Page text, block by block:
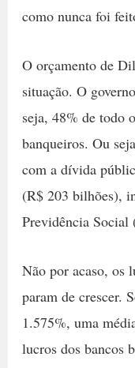
como nunca foi
O orçamento de
situação. O
seja, 48% de todo
banqueiros. Ou
com a dívida
(R$ 203 bilhões),
Previdência
Não por acaso, os
param de crescer.
1.575%, uma
lucros dos bancos